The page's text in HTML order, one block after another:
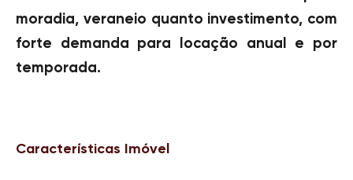
moradia, veraneio quanto investimento, com
forte demanda para locação anual e por
temporada.
Características Imóvel